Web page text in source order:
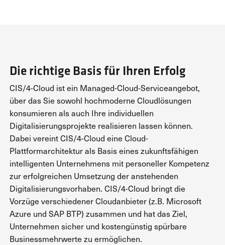
Die richtige Basis für Ihren Erfolg
CIS/4-Cloud ist ein Managed-Cloud-Serviceangebot,
über das Sie sowohl hochmoderne Cloudlösungen
konsumieren als auch Ihre individuellen
Digitalisierungsprojekte realisieren lassen können.
Dabei vereint CIS/4-Cloud eine Cloud-
Plattformarchitektur als Basis eines zukunftsfähigen
intelligenten Unternehmens mit personeller Kompetenz
zur erfolgreichen Umsetzung der anstehenden
Digitalisierungsvorhaben. CIS/4-Cloud bringt die
Vorzüge verschiedener Cloudanbieter (z.B. Microsoft
Azure und SAP BTP) zusammen und hat das Ziel,
Unternehmen sicher und kostengünstig spürbare
Businessmehrwerte zu ermöglichen.